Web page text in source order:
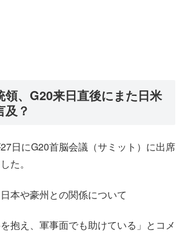
領、G20来日直後にまた日米
及？
日にG20首脳会議（サミット）に出席
た。
本や豪州との関係について
抱え、軍事面でも助けている」とコメ